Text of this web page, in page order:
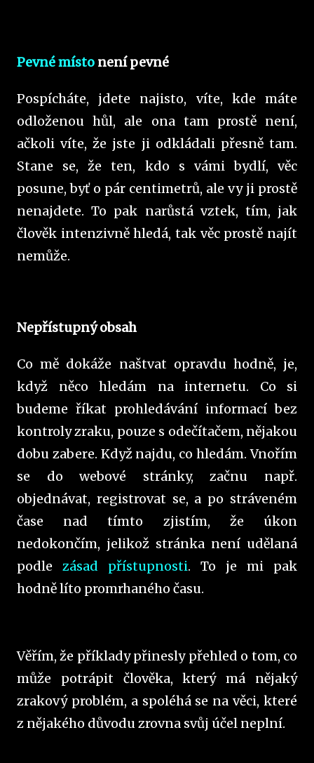
Pevné místo není pevné
Pospícháte, jdete najisto, víte, kde máte
odloženou hůl, ale ona tam prostě není,
ačkoli víte, že jste ji odkládali přesně tam.
Stane se, že ten, kdo s vámi bydlí, věc
posune, byť o pár centimetrů, ale vy ji prostě
nenajdete. To pak narůstá vztek, tím, jak
člověk intenzivně hledá, tak věc prostě najít
nemůže.
Nepřístupný obsah
Co mě dokáže naštvat opravdu hodně, je,
když něco hledám na internetu. Co si
budeme říkat prohledávání informací bez
kontroly zraku, pouze s odečítačem, nějakou
dobu zabere. Když najdu, co hledám. Vnořím
se do webové stránky, začnu např.
objednávat, registrovat se, a po stráveném
čase nad tímto zjistím, že úkon
nedokončím, jelikož stránka není udělaná
podle zásad přístupnosti. To je mi pak
hodně líto promrhaného času.
Věřím, že příklady přinesly přehled o tom, co
může potrápit člověka, který má nějaký
zrakový problém, a spoléhá se na věci, které
z nějakého důvodu zrovna svůj účel neplní.